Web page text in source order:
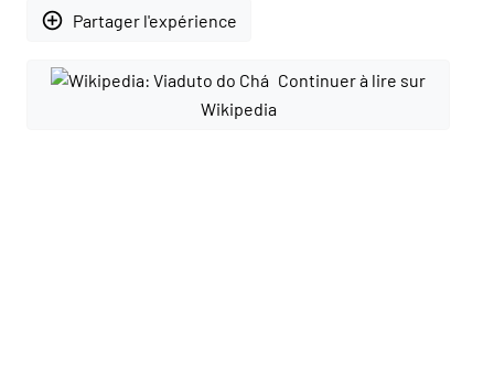
add_circle_outline Partager l'expérience
Continuer à lire sur
Wikipedia